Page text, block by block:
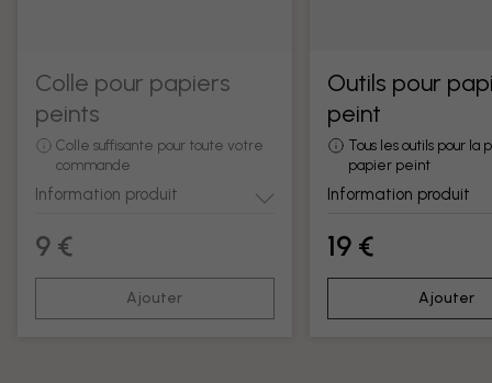
Colle pour papiers
peints
Colle suffisante pour toute votre
commande
Information produit
9 €
Ajouter
Outils pour
peint
Tous les outils pour la
papier peint
Information produit
19 €
Ajouter